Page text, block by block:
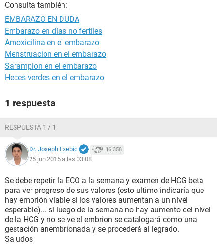
Consulta también:
EMBARAZO EN DUDA
Embarazo en días no fertiles
Amoxicilina en el embarazo
Menstruacion en el embarazo
Sarampion en el embarazo
Heces verdes en el embarazo
1 respuesta
RESPUESTA 1 / 1
Dr. Joseph Exebio 16.358
25 jun 2015 a las 03:08
Se debe repetir la ECO a la semana y examen de HCG beta
para ver progreso de sus valores (esto ultimo indicaría que
hay embrión viable si los valores aumentan a un nivel
esperable)... si luego de la semana no hay aumento del nivel
de la HCG y no se ve el embrion se catalogará como una
gestación anembrionada y se procederá al legrado.
Saludos